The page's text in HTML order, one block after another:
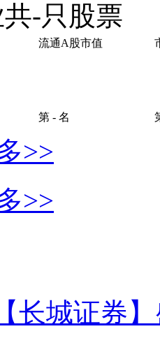
-只股票
流通A股市值
第 - 名
>>
>>
【长城证券